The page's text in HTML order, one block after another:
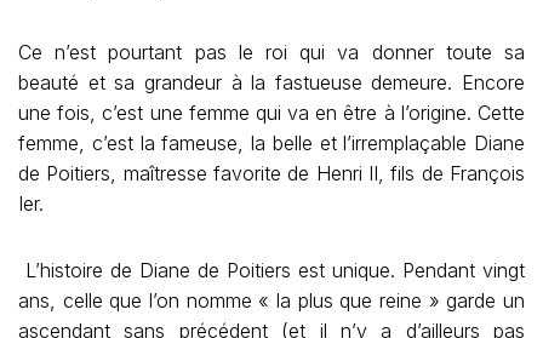
Ce n’est pourtant pas le roi qui va donner toute sa
beauté et sa grandeur à la fastueuse demeure. Encore
une fois, c’est une femme qui va en être à l’origine. Cette
femme, c’est la fameuse, la belle et l’irremplaçable Diane
de Poitiers, maîtresse favorite de Henri II, fils de François
Ier.
L’histoire de Diane de Poitiers est unique. Pendant vingt
ans, celle que l’on nomme « la plus que reine » garde un
ascendant sans précédent (et il n’y a d’ailleurs pas